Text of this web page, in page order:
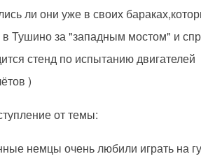
ли они уже в своих
в Тушино за "западным мостом" и
стенд по испытанию двигателей
)
от темы:
немцы очень любили играть на